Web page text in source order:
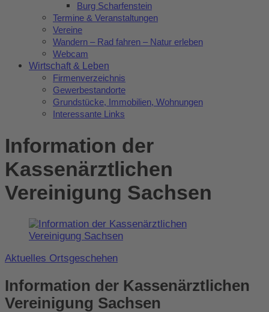
Burg Scharfenstein
Termine & Veranstaltungen
Vereine
Wandern – Rad fahren – Natur erleben
Webcam
Wirtschaft & Leben
Firmenverzeichnis
Gewerbestandorte
Grundstücke, Immobilien, Wohnungen
Interessante Links
Information der
Kassenärztlichen
Vereinigung Sachsen
Aktuelles Ortsgeschehen
Information der Kassenärztlichen
Vereinigung Sachsen